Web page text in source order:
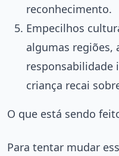
reconhecimento.
Empecilhos
algumas regiões,
responsabilidade
criança recai
O que está sendo
Para tentar mudar